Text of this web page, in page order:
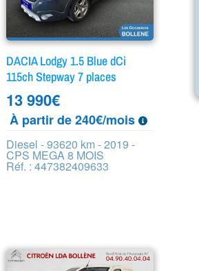
DACIA Lodgy 1.5 Blue dCi
115ch Stepway 7 places
13 990€
À partir de 240€/mois
Diesel - 93620 km - 2019 -
CPS MEGA 8 MOIS
Réf. : 447382409633